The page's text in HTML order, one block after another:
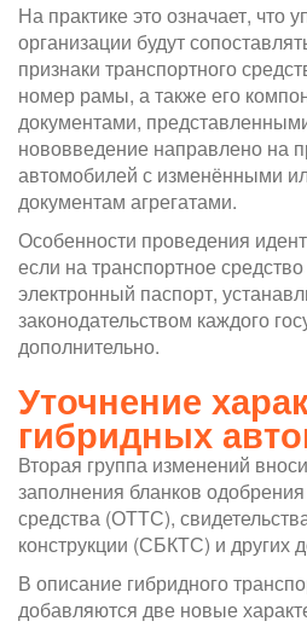
На практике это означает, что
организации будут
признаки транспортного
номер рамы, а также его
документами,
нововведение направлено на
автомобилей с изменёнными
документам агрегатами.
Особенности проведения
если на транспортное
электронный паспорт,
законодательством каждого
дополнительно.
Уточнение
гибридных
Вторая группа изменений
заполнения бланков
средства (ОТТС),
конструкции (СБКТС) и других
В описание гибридного
добавляются две новые